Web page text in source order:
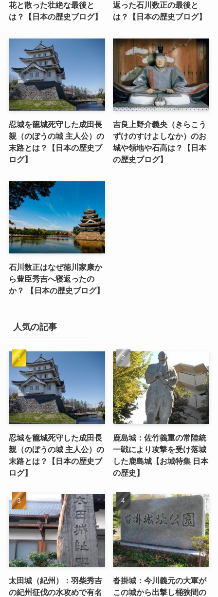
花と散った壮絶な最後と
は？【日本の歴史ブログ】
返った石川数正の最後と
は？【日本の歴史ブログ】
忍城を籠城死守した成田長
親（のぼうの城 主人公）の
末路とは？【日本の歴史ブ
ログ】
吉良上野介義央（きらこう
ずけのすけよしなか）のお
城や領地や石高は？【日本
の歴史ブログ】
石川数正はなぜ徳川家康か
ら豊臣秀吉へ寝返ったの
か？ 【日本の歴史ブログ】
人気の記事
忍城を籠城死守した成田長
親（のぼうの城 主人公）の
末路とは？【日本の歴史ブ
ログ】
鹿島城：佐竹義重の常陸統
一戦により攻撃を受け落城
した鹿島城【お城特集 日本
の歴史】
太田城（紀州）：羽柴秀吉
の紀州征伐の水攻めで有名
沓掛城：今川義元の大軍が
この城から出撃し桶狭間の